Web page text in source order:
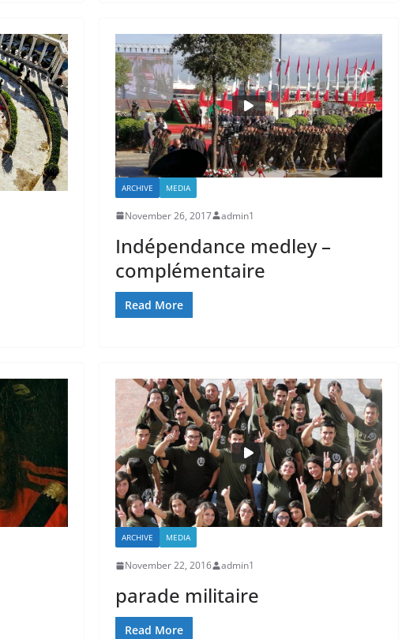
ARCHIVE MEDIA
November 26, 2017 admin1
Indépendance medley –
complémentaire
Read More
ARCHIVE MEDIA
November 22, 2016 admin1
parade militaire
Read More